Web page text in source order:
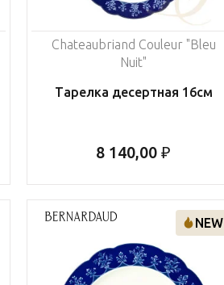
Chateaubriand Couleur "Bleu
Nuit"
Тарелка десертная 16см
8 140,00 ₽
NEW